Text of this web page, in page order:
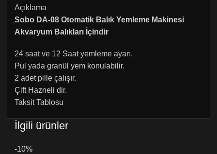
Açıklama
Sobo DA-08 Otomatik Balık Yemleme Makinesi
Akvaryum Balıkları İçindir
24 saat ve 12 Saat yemleme ayarı.
Pul yada granül yem konulabilir.
2 adet pille çalışır.
Çift Hazneli dir.
Taksit Tablosu
İlgili ürünler
-10%